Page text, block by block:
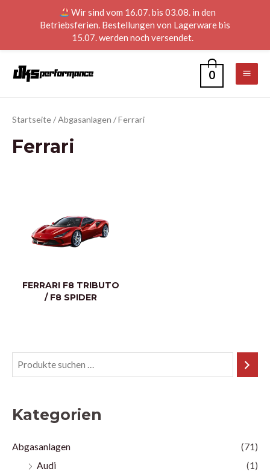
0
Startseite/Abgasanlagen / Ferrari
Ferrari
FERRARI F8 TRIBUTO
/ F8 SPIDER
Kategorien
Abgasanlagen
(71)
Audi
(1)
Wir sind vom 16.07. bis 03.08. in den
Betriebsferien. Bestellungen von Lagerware bis
15.07. werden noch versendet.